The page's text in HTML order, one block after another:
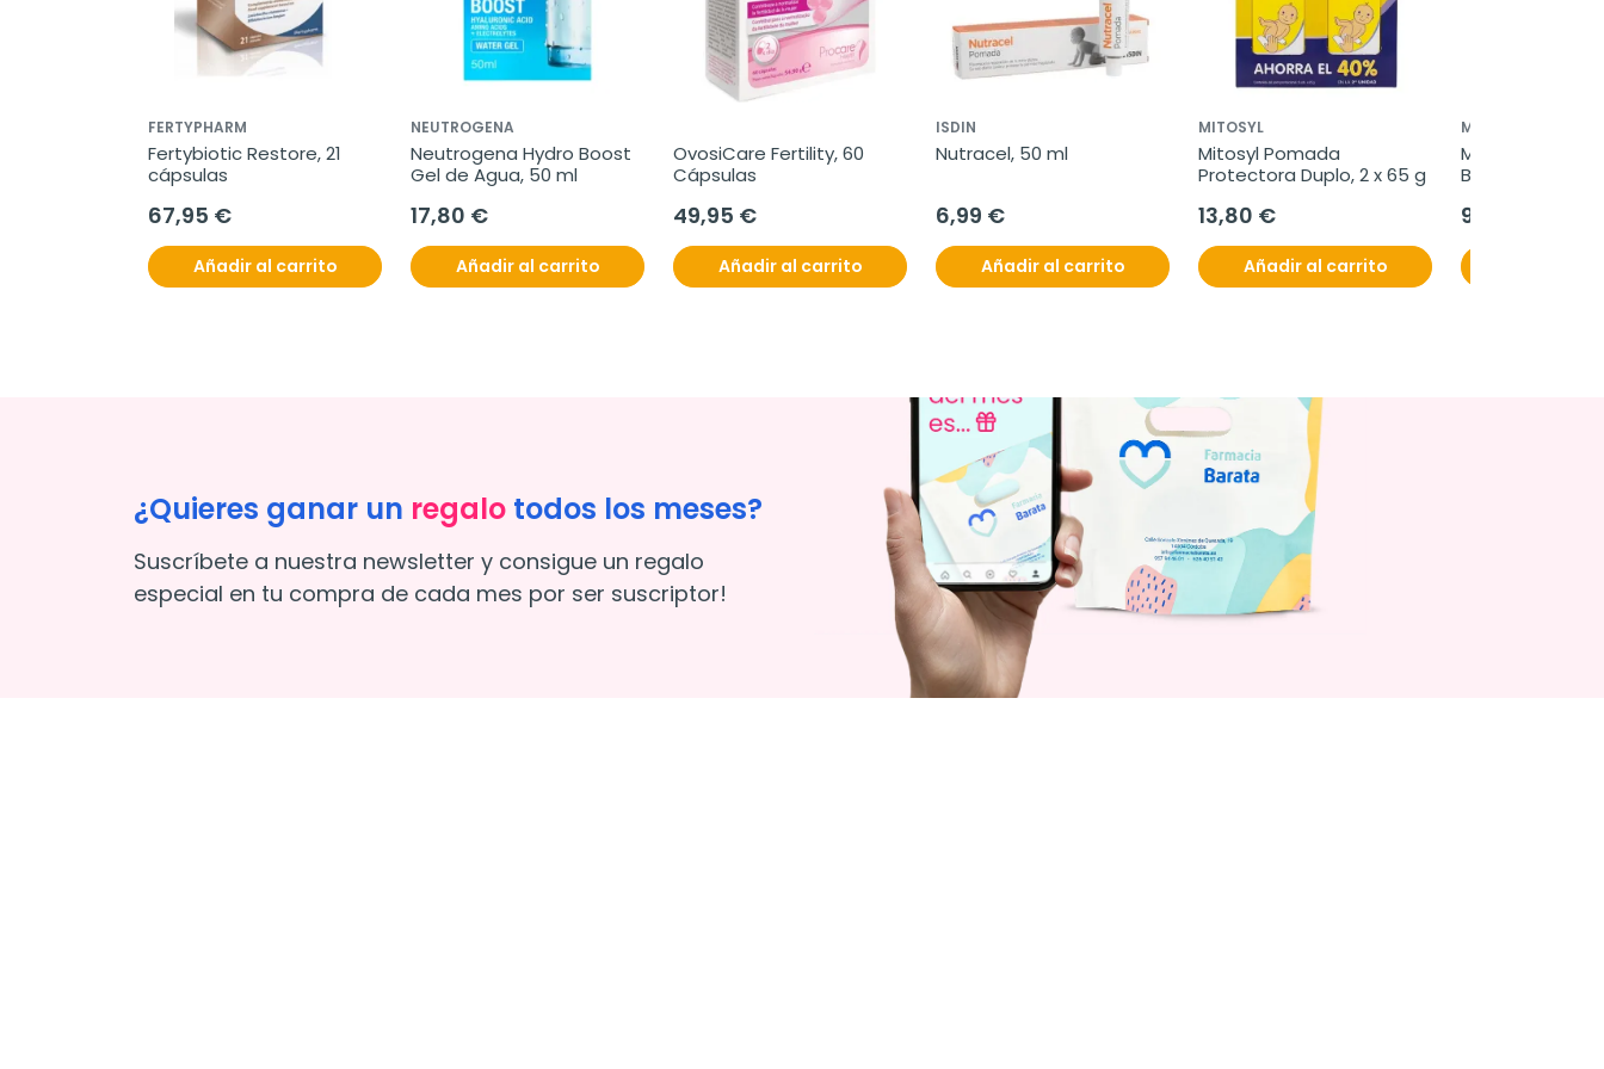
FERTYPHARM
Fertybiotic Restore, 21
cápsulas
67,95 €
Añadir al carrito
NEUTROGENA
Neutrogena Hydro Boost
Gel de Agua, 50 ml
17,80 €
Añadir al carrito
OvosiCare Fertility, 60
Cápsulas
49,95 €
Añadir al carrito
ISDIN
Nutracel, 50 ml
6,99 €
Añadir al carrito
MITOSYL
Mitosyl Pomada
Protectora Duplo, 2 x 65 g
13,80 €
Añadir al carrito
MUSTELA
Mustela
Bebe, 400 ml
9,30 €
¿Quieres ganar un regalo todos los meses?
Suscríbete a nuestra newsletter y consigue un regalo
especial en tu compra de cada mes por ser suscriptor!